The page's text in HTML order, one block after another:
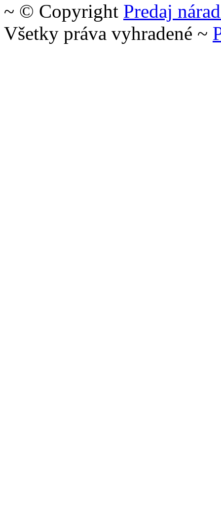
~ © Copyright Predaj
Všetky práva vyhradené ~